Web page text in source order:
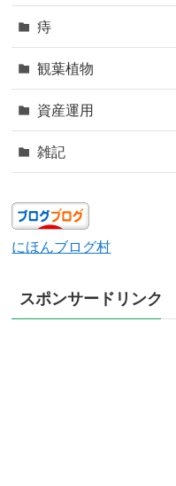
痔
観葉植物
資産運用
雑記
にほんブログ村
スポンサードリンク